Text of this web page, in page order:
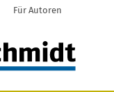
Für Autoren